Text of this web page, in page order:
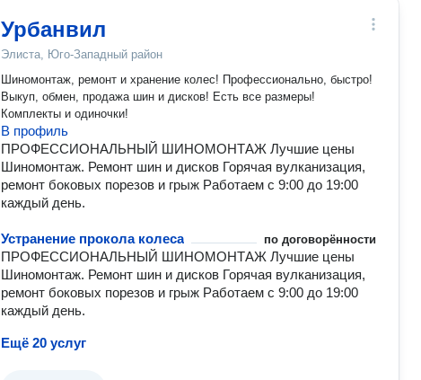
Урбанвил
Элиста, Юго-Западный район
Шиномонтаж, ремонт и хранение колес! Профессионально, быстро!
Выкуп, обмен, продажа шин и дисков! Есть все размеры!
Комплекты и одиночки!
В профиль
ПРОФЕССИОНАЛЬНЫЙ ШИНОМОНТАЖ Лучшие цены
Шиномонтаж. Ремонт шин и дисков Горячая вулканизация,
ремонт боковых порезов и грыж Работаем с 9:00 до 19:00
каждый день.
Устранение прокола колеса по договорённости
ПРОФЕССИОНАЛЬНЫЙ ШИНОМОНТАЖ Лучшие цены
Шиномонтаж. Ремонт шин и дисков Горячая вулканизация,
ремонт боковых порезов и грыж Работаем с 9:00 до 19:00
каждый день.
Ещё 20 услуг